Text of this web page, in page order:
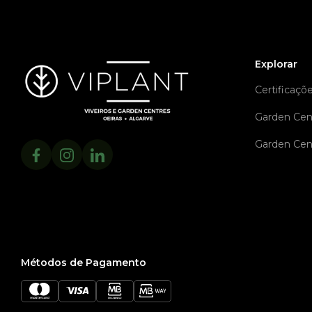
Explorar
Garden
Garden
Métodos de Pagamento